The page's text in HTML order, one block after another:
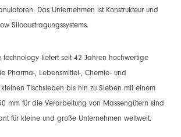
Das Unternehmen ist Konstrukteur und
Siloaustragungssystems.
technology liefert seit 42 Jahren hochwertige
Pharma-, Lebensmittel-, Chemie- und
Tischsieben bis hin zu Sieben mit einem
mm für die Verarbeitung von Massengütern sind
für kleine und große Unternehmen weltweit.